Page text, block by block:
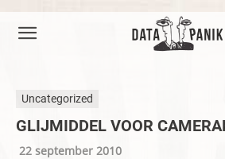
Uncategorized
GLIJMIDDEL VOOR
22 september 2010